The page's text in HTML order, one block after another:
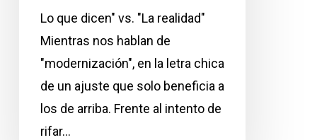
Lo que dicen" vs. "La realidad"
Mientras nos hablan de
"modernización", en la letra chica
de un ajuste que solo beneficia a
los de arriba. Frente al intento de
rifar…